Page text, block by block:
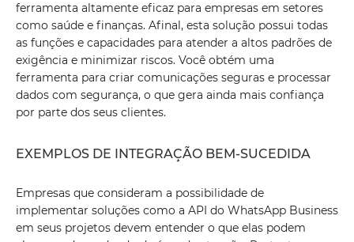
ferramenta altamente eficaz para empresas em setores
como saúde e finanças. Afinal, esta solução possui todas
as funções e capacidades para atender a altos padrões de
exigência e minimizar riscos. Você obtém uma
ferramenta para criar comunicações seguras e processar
dados com segurança, o que gera ainda mais confiança
por parte dos seus clientes.
EXEMPLOS DE INTEGRAÇÃO BEM-SUCEDIDA
Empresas que consideram a possibilidade de
implementar soluções como a API do WhatsApp Business
em seus projetos devem entender o que elas podem